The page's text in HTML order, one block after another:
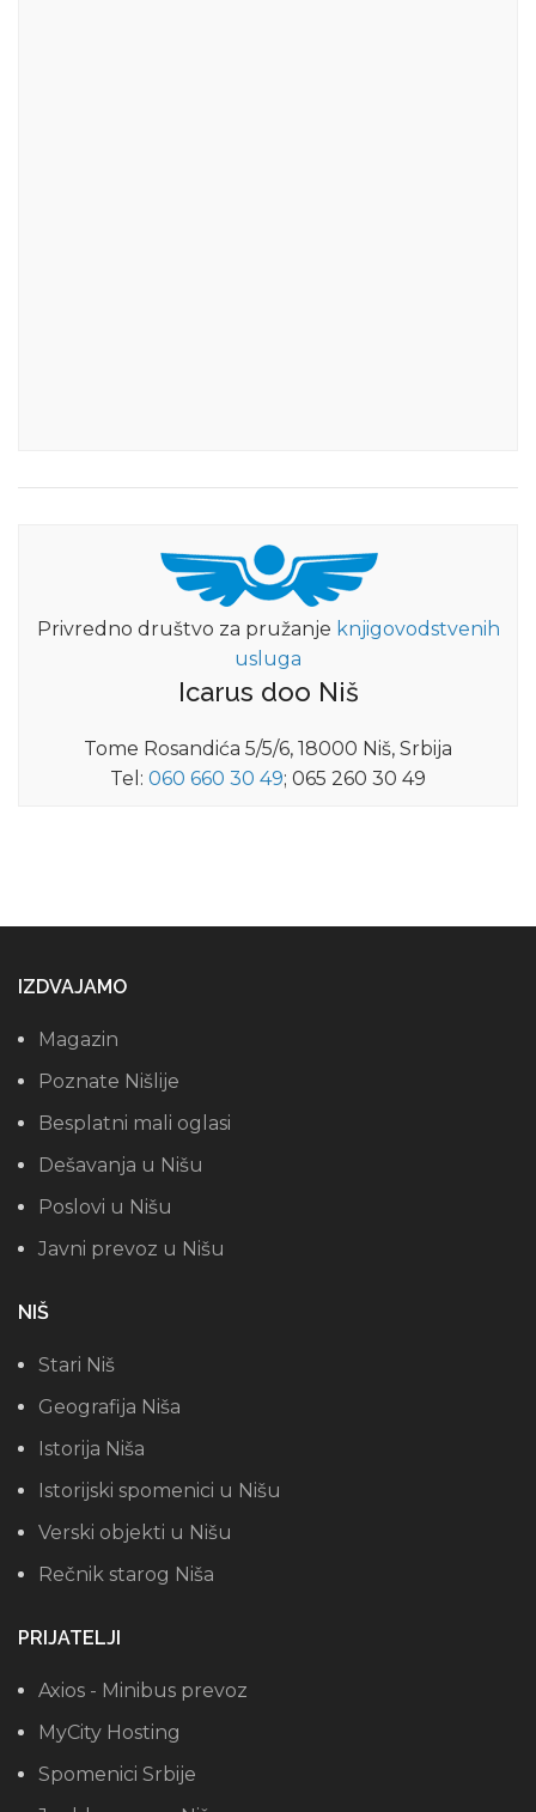
Privredno društvo za pružanje knjigovodstvenih
usluga
Icarus doo Niš
Tome Rosandića 5/5/6, 18000 Niš, Srbija
Tel: 060 660 30 49; 065 260 30 49
IZDVAJAMO
Magazin
Poznate Nišlije
Besplatni mali oglasi
Dešavanja u Nišu
Poslovi u Nišu
Javni prevoz u Nišu
NIŠ
Stari Niš
Geografija Niša
Istorija Niša
Istorijski spomenici u Nišu
Verski objekti u Nišu
Rečnik starog Niša
PRIJATELJI
Axios - Minibus prevoz
MyCity Hosting
Spomenici Srbije